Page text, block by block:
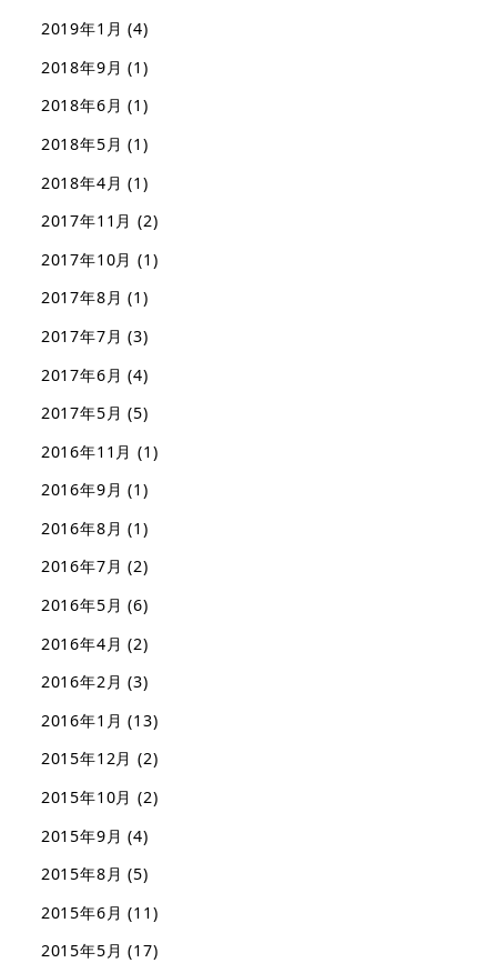
2019年1月 (4)
2018年9月 (1)
2018年6月 (1)
2018年5月 (1)
2018年4月 (1)
2017年11月 (2)
2017年10月 (1)
2017年8月 (1)
2017年7月 (3)
2017年6月 (4)
2017年5月 (5)
2016年11月 (1)
2016年9月 (1)
2016年8月 (1)
2016年7月 (2)
2016年5月 (6)
2016年4月 (2)
2016年2月 (3)
2016年1月 (13)
2015年12月 (2)
2015年10月 (2)
2015年9月 (4)
2015年8月 (5)
2015年6月 (11)
2015年5月 (17)